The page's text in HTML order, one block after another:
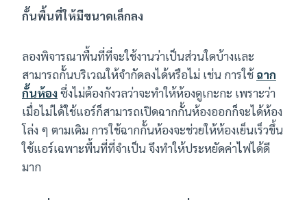
กั้นพื้นที่ให้มีขนาดเล็กลง
ลองพิจารณาพื้นที่ที่จะใช้งานว่าเป็นส่วนใดบ้างและ
สามารถกั้นบริเวณให้จำกัดลงได้หรือไม่ เช่น การใช้ ฉาก
กั้นห้องซึ่งไม่ต้องกังวลว่าจะทำให้ห้องดูเกะกะ เพราะว่า
เมื่อไม่ได้ใช้แอร์ก็สามารถเปิดฉากกั้นห้องออกก็จะได้ห้อง
โล่ง ๆ ตามเดิม การใช้ฉากกั้นห้องจะช่วยให้ห้องเย็นเร็วขึ้น
ใช้แอร์เฉพาะพื้นที่ที่จำเป็น จึงทำให้ประหยัดค่าไฟได้ดี
มาก